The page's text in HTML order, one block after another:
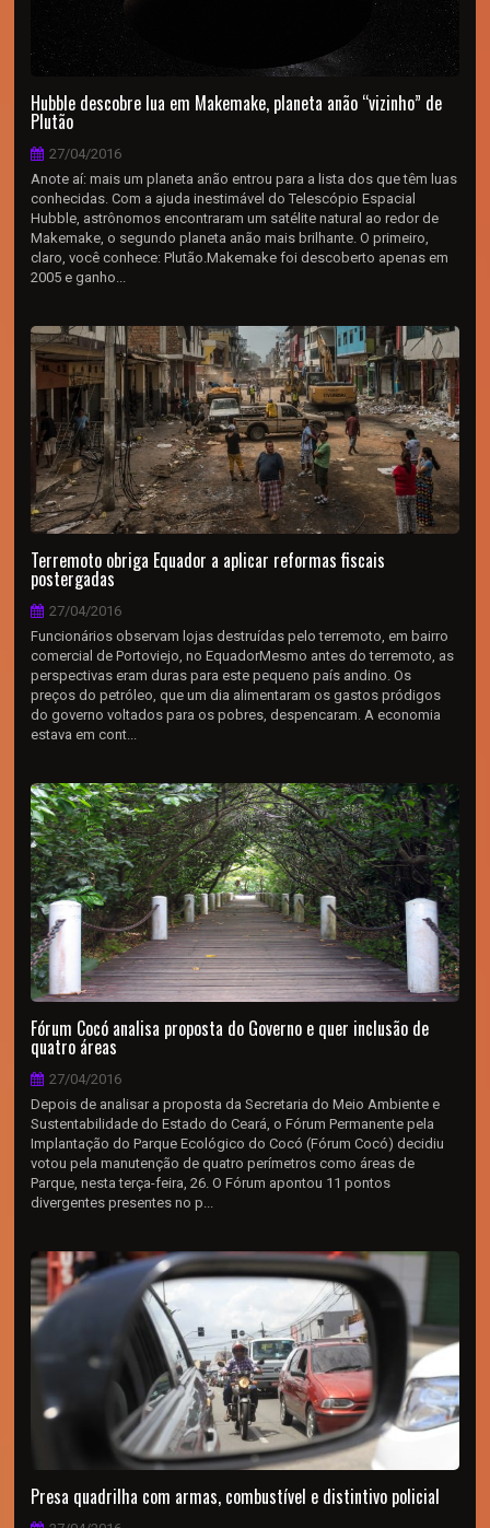
Hubble descobre lua em Makemake, planeta anão “vizinho” de
Plutão
27/04/2016
Anote aí: mais um planeta anão entrou para a lista dos que têm luas
conhecidas. Com a ajuda inestimável do Telescópio Espacial
Hubble, astrônomos encontraram um satélite natural ao redor de
Makemake, o segundo planeta anão mais brilhante. O primeiro,
claro, você conhece: Plutão.Makemake foi descoberto apenas em
2005 e ganho...
Terremoto obriga Equador a aplicar reformas fiscais
postergadas
27/04/2016
Funcionários observam lojas destruídas pelo terremoto, em bairro
comercial de Portoviejo, no EquadorMesmo antes do terremoto, as
perspectivas eram duras para este pequeno país andino. Os
preços do petróleo, que um dia alimentaram os gastos pródigos
do governo voltados para os pobres, despencaram. A economia
estava em cont...
Fórum Cocó analisa proposta do Governo e quer inclusão de
quatro áreas
27/04/2016
Depois de analisar a proposta da Secretaria do Meio Ambiente e
Sustentabilidade do Estado do Ceará, o Fórum Permanente pela
Implantação do Parque Ecológico do Cocó (Fórum Cocó) decidiu
votou pela manutenção de quatro perímetros como áreas de
Parque, nesta terça-feira, 26. O Fórum apontou 11 pontos
divergentes presentes no p...
Presa quadrilha com armas, combustível e distintivo policial